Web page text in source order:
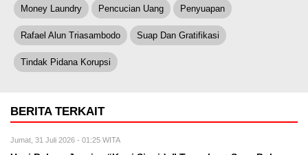
Money Laundry Pencucian Uang Penyuapan
Rafael Alun Triasambodo Suap Dan Gratifikasi
Tindak Pidana Korupsi
BERITA TERKAIT
Jumat, 31 Juli 2026 - 01:25 WITA